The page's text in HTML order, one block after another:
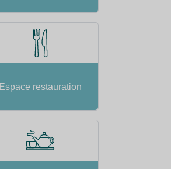
Espace restauration